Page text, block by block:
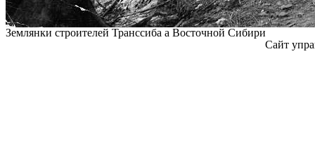
Землянки строителей Транссиба а Восточной Сибири
Сайт